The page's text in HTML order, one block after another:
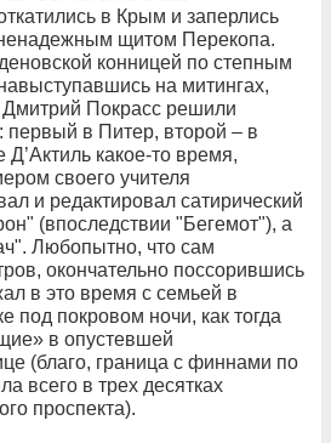
в Крым и заперлись
щитом Перекопа.
конницей по степным
на митингах,
Дмитрий Покрасс решили
первый в Питер, второй – в
Д’Актиль какое-то время,
своего учителя
и редактировал сатирический
(впоследствии "Бегемот"), а
Любопытно, что сам
окончательно поссорившись
в это время с семьей в
под покровом ночи, как тогда
в опустевшей
(благо, граница с финнами по
всего в трех десятках
проспекта).